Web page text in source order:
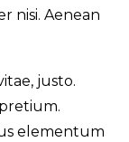
nisi. Aenean
justo.
elementum